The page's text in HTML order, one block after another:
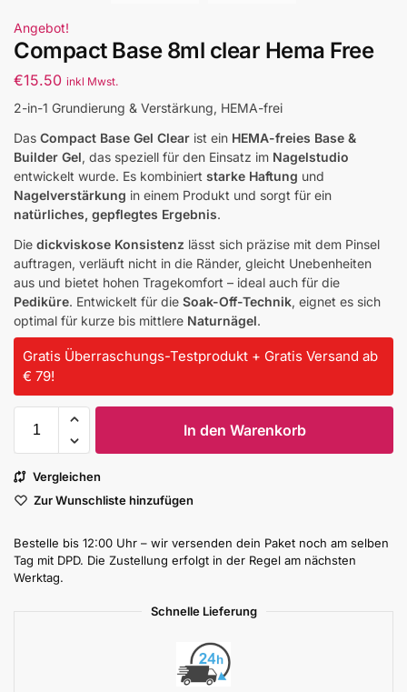
Angebot!
Compact Base 8ml clear Hema Free
€15.50 inkl Mwst.
2-in-1 Grundierung & Verstärkung, HEMA-frei
Das Compact Base Gel Clear ist ein HEMA-freies Base &
Builder Gel, das speziell für den Einsatz im Nagelstudio
entwickelt wurde. Es kombiniert starke Haftung und
Nagelverstärkung in einem Produkt und sorgt für ein
natürliches, gepflegtes Ergebnis.
Die dickviskose Konsistenz lässt sich präzise mit dem Pinsel
auftragen, verläuft nicht in die Ränder, gleicht Unebenheiten
aus und bietet hohen Tragekomfort – ideal auch für die
Pediküre. Entwickelt für die Soak-Off-Technik, eignet es sich
optimal für kurze bis mittlere Naturnägel.
Gratis Überraschungs-Testprodukt + Gratis Versand ab
€ 79!
In den Warenkorb
Vergleichen
Zur Wunschliste hinzufügen
Bestelle bis 12:00 Uhr – wir versenden dein Paket noch am selben
Tag mit DPD. Die Zustellung erfolgt in der Regel am nächsten
Werktag.
Schnelle Lieferung